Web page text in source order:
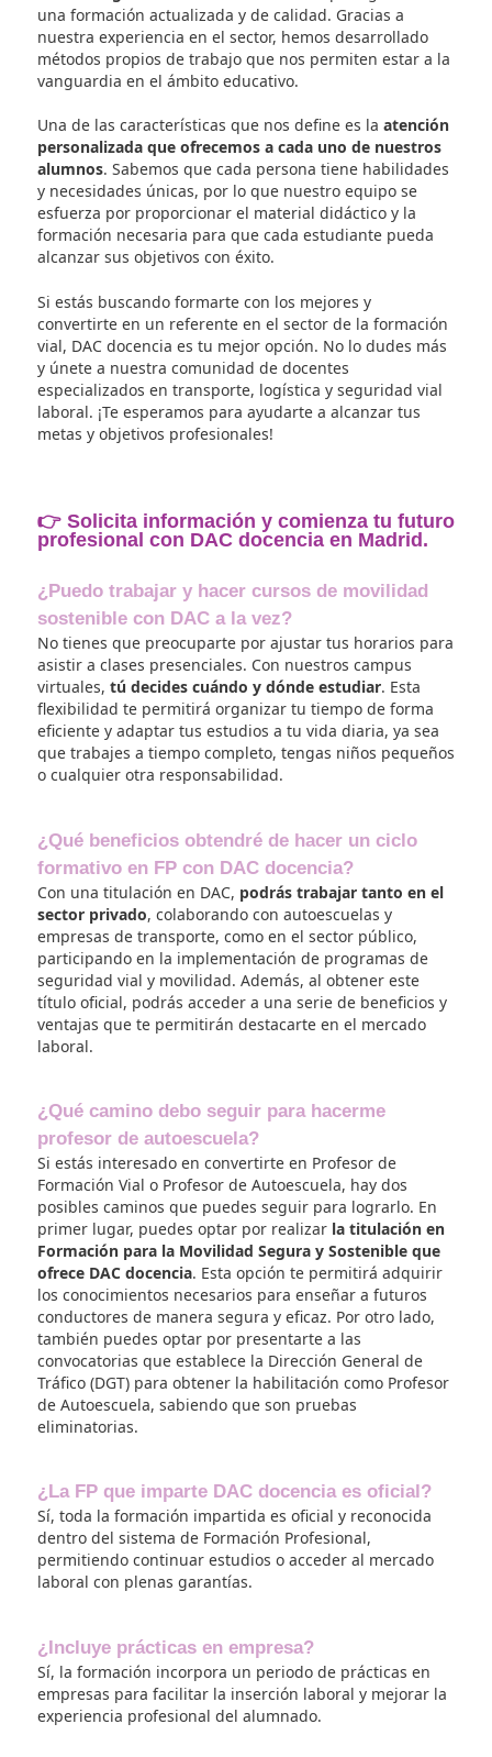
¿Por qué elegir DAC docencia para tu formación
docente en este ámbito tan necesario y
La respuesta es sencilla: Porque te asegura una
formación de calidad con los mejores
sector. El equipo docente de DAC docencia está
compuesto por expertos con una amplia
la Formación Profesional, quienes te guiarán y
en todo momento durante tu proceso de
la Titulación Docente.
En DAC docencia, encontrarás unprograma
completo y actualizado,que te permitirá adquirir
competencias y habilidades necesarias para
como profesor o director de formación vial con
Además, contarás con el respaldo de un centro
reconocido a nivel nacional, que te abrirá las
Con más de 40 años de experiencia en el sector de
un nivel de expertiseque nos distingue de otros
centros educativos. Nuestra trayectoria nos
nuestros resultados son la mejor prueba de
compromiso con la excelencia académica.
En nuestra institución,apostamos por la
la tecnologíacomo herramientas clave para
una formación actualizada y de calidad. Gracias a
vanguardia en el ámbito educativo.
Una de las características que nos define es la
personalizada que ofrecemos a cada uno de
alumnos. Sabemos que cada persona tiene
y necesidades únicas, por lo que nuestro equipo se
esfuerza por proporcionar el material didáctico y la
formación necesaria para que cada estudiante
alcanzar sus objetivos con éxito.
Si estás buscando formarte con los mejores y
convertirte en un referente en el sector de la
vial, DAC docencia es tu mejor opción. No lo dudes
y únete a nuestra comunidad de docentes
especializados en transporte, logística y
laboral. ¡Te esperamos para ayudarte a alcanzar
metas y objetivos profesionales!
👉 Solicita información y comienza tu
profesional con DAC docencia en
sostenible con DAC a la vez?
No tienes que preocuparte por ajustar tus
asistir a clases presenciales. Con nuestros campus
virtuales,tú decides cuándo y dónde estudiar
flexibilidad te permitirá organizar tu tiempo de
que trabajes a tiempo completo, tengas niños
o cualquier otra responsabilidad.